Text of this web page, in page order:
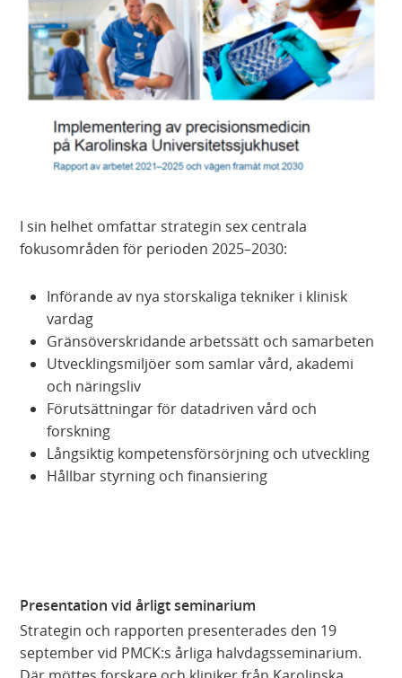
I sin helhet omfattar strategin sex centrala
fokusområden för perioden 2025–2030:
Införande av nya storskaliga tekniker i klinisk
vardag
Gränsöverskridande arbetssätt och samarbeten
Utvecklingsmiljöer som samlar vård, akademi
och näringsliv
Förutsättningar för datadriven vård och
forskning
Långsiktig kompetensförsörjning och utveckling
Hållbar styrning och finansiering
Presentation vid årligt seminarium
Strategin och rapporten presenterades den 19
september vid PMCK:s årliga halvdagsseminarium.